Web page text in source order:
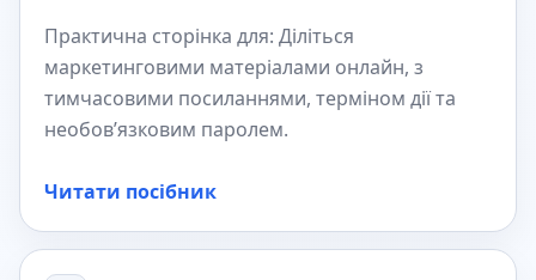
Практична сторінка для: Діліться
маркетинговими матеріалами онлайн, з
тимчасовими посиланнями, терміном дії та
необов’язковим паролем.
Читати посібник